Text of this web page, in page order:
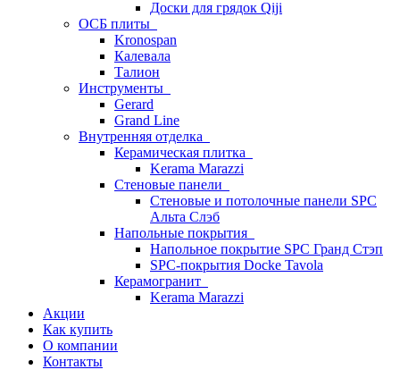
Доски для грядок Qiji
ОСБ плиты
Kronospan
Калевала
Талион
Инструменты
Gerard
Grand Line
Внутренняя отделка
Керамическая плитка
Kerama Marazzi
Стеновые панели
Стеновые и потолочные панели SPC
Альта Слэб
Напольные покрытия
Напольное покрытие SPC Гранд Стэп
SPC-покрытия Docke Tavola
Керамогранит
Kerama Marazzi
Акции
Как купить
О компании
Контакты